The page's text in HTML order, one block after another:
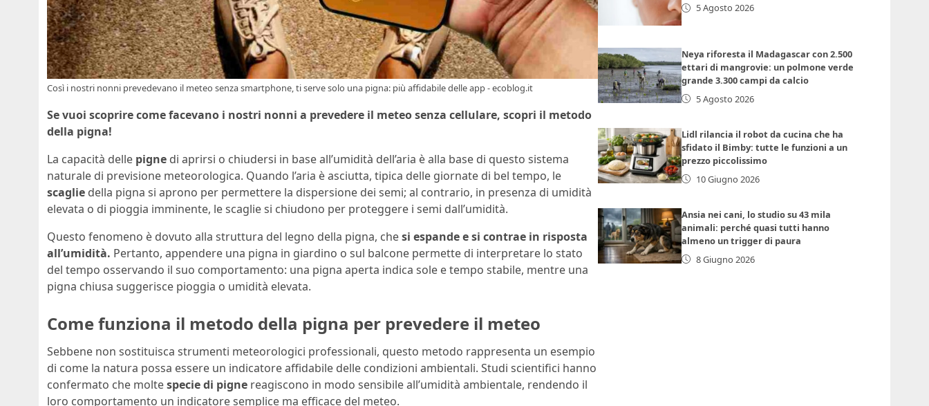
Così i nostri nonni prevedevano il meteo senza smartphone, ti serve solo una pigna: più affidabile delle app - ecoblog.it
Se vuoi scoprire come facevano i nostri nonni a prevedere il meteo senza cellulare, scopri il metodo
della pigna!
La capacità delle pigne di aprirsi o chiudersi in base all’umidità dell’aria è alla base di questo sistema
naturale di previsione meteorologica. Quando l’aria è asciutta, tipica delle giornate di bel tempo, le
scaglie della pigna si aprono per permettere la dispersione dei semi; al contrario, in presenza di umidità
elevata o di pioggia imminente, le scaglie si chiudono per proteggere i semi dall’umidità.
Questo fenomeno è dovuto alla struttura del legno della pigna, chesi espande e si contrae in risposta
all’umidità. Pertanto, appendere una pigna in giardino o sul balcone permette di interpretare lo stato
del tempo osservando il suo comportamento: una pigna aperta indica sole e tempo stabile, mentre una
pigna chiusa suggerisce pioggia o umidità elevata.
Come funziona il metodo della pigna per prevedere il meteo
Sebbene non sostituisca strumenti meteorologici professionali, questo metodo rappresenta un esempio
di come la natura possa essere un indicatore affidabile delle condizioni ambientali. Studi scientifici hanno
confermato che moltespecie di pigne reagiscono in modo sensibile all’umidità ambientale, rendendo il
loro comportamento un indicatore semplice ma efficace del meteo.
5 Agosto 2026
Neya riforesta il Madagascar con 2.500
ettari di mangrovie: un polmone verde
grande 3.300 campi da calcio
5 Agosto 2026
Lidl rilancia il robot da cucina che ha
sfidato il Bimby: tutte le funzioni a un
prezzo piccolissimo
10 Giugno 2026
Ansia nei cani, lo studio su 43 mila
animali: perché quasi tutti hanno
almeno un trigger di paura
8 Giugno 2026